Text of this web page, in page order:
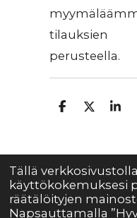
Tällä
käyttökokemuksesi
räätälöityjen
Napsauttamalla
tilauksien
perusteella.
J
J
J